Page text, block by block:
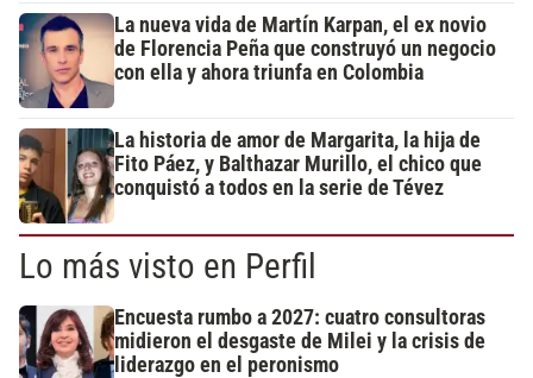
La nueva vida de Martín Karpan, el ex novio
de Florencia Peña que construyó un negocio
con ella y ahora triunfa en Colombia
La historia de amor de Margarita, la hija de
Fito Páez, y Balthazar Murillo, el chico que
conquistó a todos en la serie de Tévez
Lo más visto en Perfil
Encuesta rumbo a 2027: cuatro consultoras
midieron el desgaste de Milei y la crisis de
liderazgo en el peronismo